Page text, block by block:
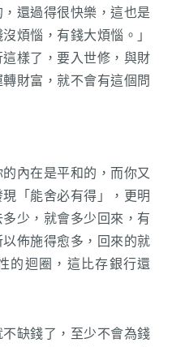
還過得很快樂，這也是
煩惱，有錢大煩惱。」
樣了，要入世修，與財
財富，就不會有這個問
內在是平和的，而你又
「能舍必有得」，更明
少，就會多少回來，有
佈施得愈多，回來的就
的迴圈，這比存銀行還
缺錢了，至少不會為錢